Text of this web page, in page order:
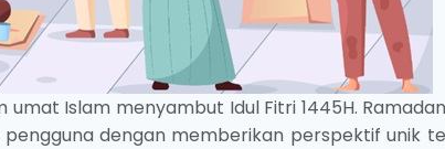
Islam menyambut Idul Fitri 1445H.
dengan memberikan perspektif unik